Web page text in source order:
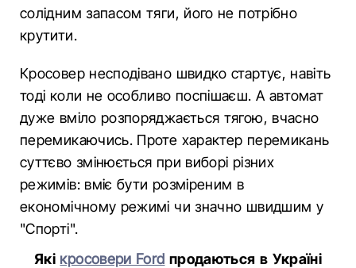
солідним запасом тяги, його не потрібно
крутити.
Кросовер несподівано швидко стартує, навіть
тоді коли не особливо поспішаєш. А автомат
дуже вміло розпоряджається тягою, вчасно
перемикаючись. Проте характер перемикань
суттєво змінюється при виборі різних
режимів: вміє бути розміреним в
економічному режимі чи значно швидшим у
"Спорті".
Які кросовери Ford продаються в Україні